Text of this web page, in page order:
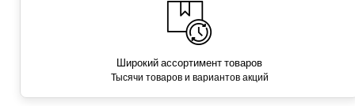
Широкий ассортимент товаров
Тысячи товаров и вариантов акций